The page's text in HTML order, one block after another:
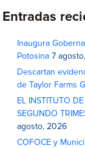
Entradas
Inaugura
Potosina 7
Descartan
de Taylor Farms
EL INSTITUTO
SEGUNDO
agosto, 2026
COFOCE y